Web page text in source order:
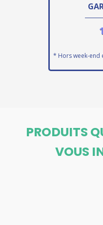
* Hors week-end
PRODUITS
VOUS